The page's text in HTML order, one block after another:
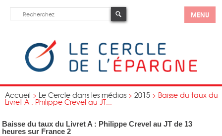
MENU
Accueil > Le Cercle dans les médias > 2015 > Baisse du taux du
Livret A : Philippe Crevel au JT...
Baisse du taux du Livret A : Philippe Crevel au JT de 13
heures sur France 2